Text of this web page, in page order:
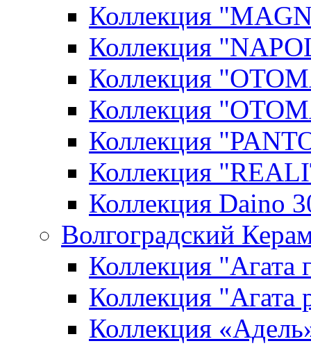
Коллекция
Коллекция
Коллекция
Коллекция
Коллекция
Коллекция
Коллекция Daino
Волгоградский
Коллекция "Агата
Коллекция "Агата
Коллекция